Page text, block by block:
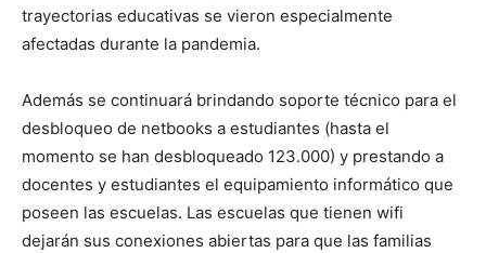
trayectorias educativas se vieron especialmente
afectadas durante la pandemia.
Además se continuará brindando soporte técnico para el
desbloqueo de netbooks a estudiantes (hasta el
momento se han desbloqueado 123.000) y prestando a
docentes y estudiantes el equipamiento informático que
poseen las escuelas. Las escuelas que tienen wifi
dejarán sus conexiones abiertas para que las familias